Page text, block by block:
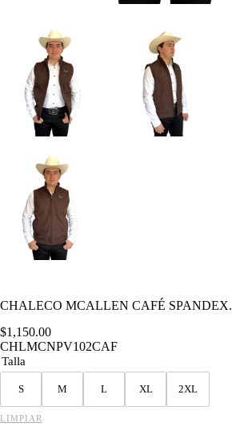
CHALECO MCALLEN CAFÉ SPANDEX.
$1,150.00
CHLMCNPV102CAF
Talla
S M L XL 2XL
LIMPIAR